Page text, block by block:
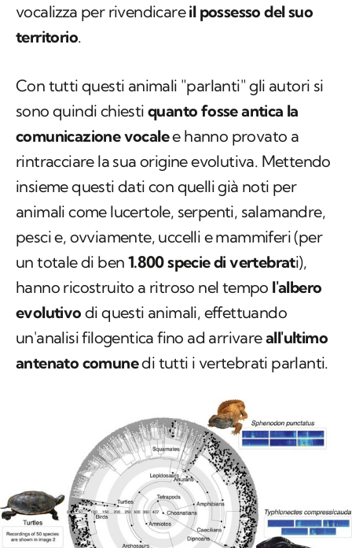
vocalizza per rivendicareil possesso del suo
territorio.
Con tutti questi animali "parlanti" gli autori si
sono quindi chiesti quanto fosse antica la
comunicazione vocalee hanno provato a
rintracciare la sua origine evolutiva. Mettendo
insieme questi dati con quelli già noti per
animali come lucertole, serpenti, salamandre,
pesci e, ovviamente, uccelli e mammiferi (per
un totale di ben 1.800 specie di vertebrati),
hanno ricostruito a ritroso nel tempo l'albero
evolutivo di questi animali, effettuando
un'analisi filogentica fino ad arrivareall'ultimo
antenato comunedi tutti i vertebrati parlanti.